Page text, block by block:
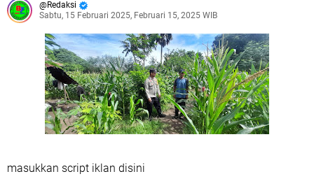
Redaksi
Sabtu, 15 Februari 2025, Februari 15, 2025 WIB
masukkan script iklan disini